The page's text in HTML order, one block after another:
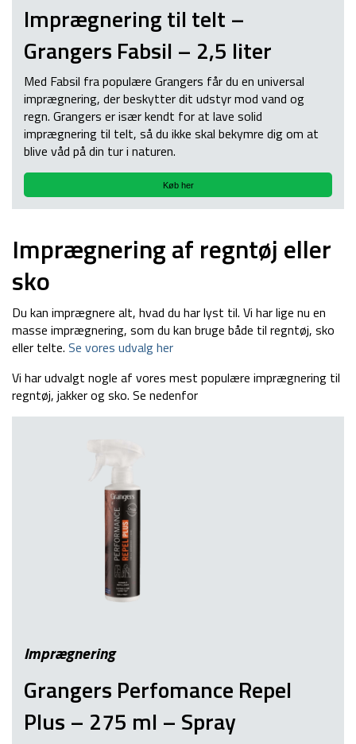
Imprægnering til telt –
Grangers Fabsil – 2,5 liter
Med Fabsil fra populære Grangers får du en universal
imprægnering, der beskytter dit udstyr mod vand og
regn. Grangers er især kendt for at lave solid
imprægnering til telt, så du ikke skal bekymre dig om at
blive våd på din tur i naturen.
Køb her
Imprægnering af regntøj eller
sko
Du kan imprægnere alt, hvad du har lyst til. Vi har lige nu en
masse imprægnering, som du kan bruge både til regntøj, sko
eller telte. Se vores udvalg her
Vi har udvalgt nogle af vores mest populære imprægnering til
regntøj, jakker og sko. Se nedenfor
Imprægnering
Grangers Perfomance Repel
Plus – 275 ml – Spray